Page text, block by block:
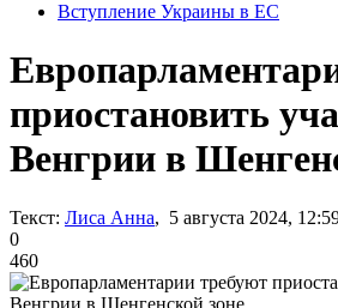
Вступление Украины в ЕС
приостановить
Венгрии в
Текст: Лиса Анна, 5 августа 2024,
0
460